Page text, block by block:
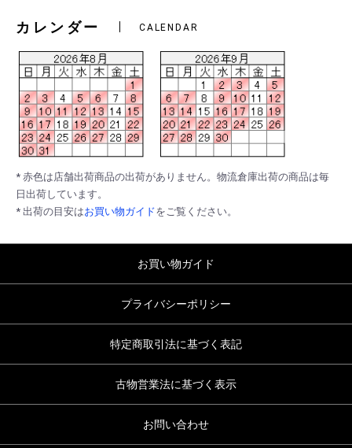
カレンダー CALENDAR
* 赤色は店舗出荷商品の出荷がありません。物流倉庫出荷の商品は毎
日出荷しています。
* 出荷の目安はお買い物ガイドをご覧ください。
お買い物ガイド
プライバシーポリシー
特定商取引法に基づく表記
古物営業法に基づく表示
お問い合わせ